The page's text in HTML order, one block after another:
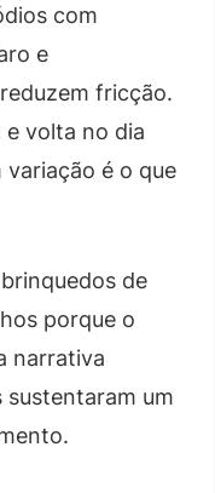
com
e
fricção.
e volta no dia
variação é o que
de
porque o
narrativa
sustentaram um